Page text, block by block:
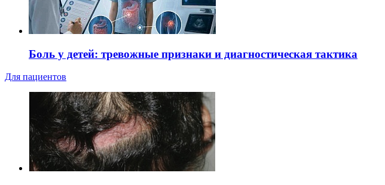
Боль у детей: тревожные признаки и диагностическая тактика
Для пациентов